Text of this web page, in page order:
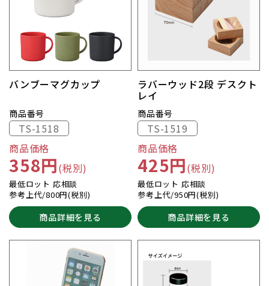
バンブーマグカップ
商品番号
TS-1518
商品価格
358円(税別)
最低ロット 応相談
参考上代/800円(税別)
商品詳細を見る
ラバーウッド2段 デスクト
レイ
商品番号
TS-1519
商品価格
425円(税別)
最低ロット 応相談
参考上代/950円(税別)
商品詳細を見る